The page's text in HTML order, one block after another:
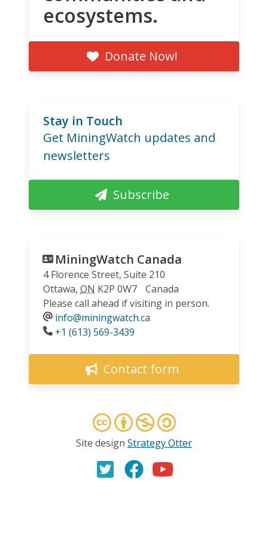
ecosystems.
Donate Now!
Stay in Touch
Get MiningWatch updates and
newsletters
Subscribe
MiningWatch Canada
4 Florence Street, Suite 210
Ottawa, ON K2P 0W7
Canada
Please call ahead if visiting in person.
info@miningwatch.ca
Phone
+1 (613) 569-3439
Contact form
Site design Strategy Otter